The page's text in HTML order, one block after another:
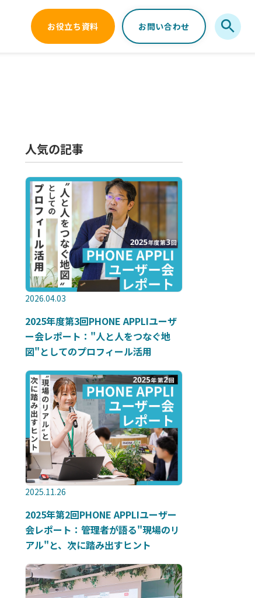
お役立ち資料 お問い合わせ
人気の記事
2026.04.03
2025年度第3回PHONE APPLIユーザ
ー会レポート："人と人をつなぐ地
図"としてのプロフィール活用
2025.11.26
2025年第2回PHONE APPLIユーザー
会レポート：管理者が語る"現場のリ
アル"と、次に踏み出すヒント